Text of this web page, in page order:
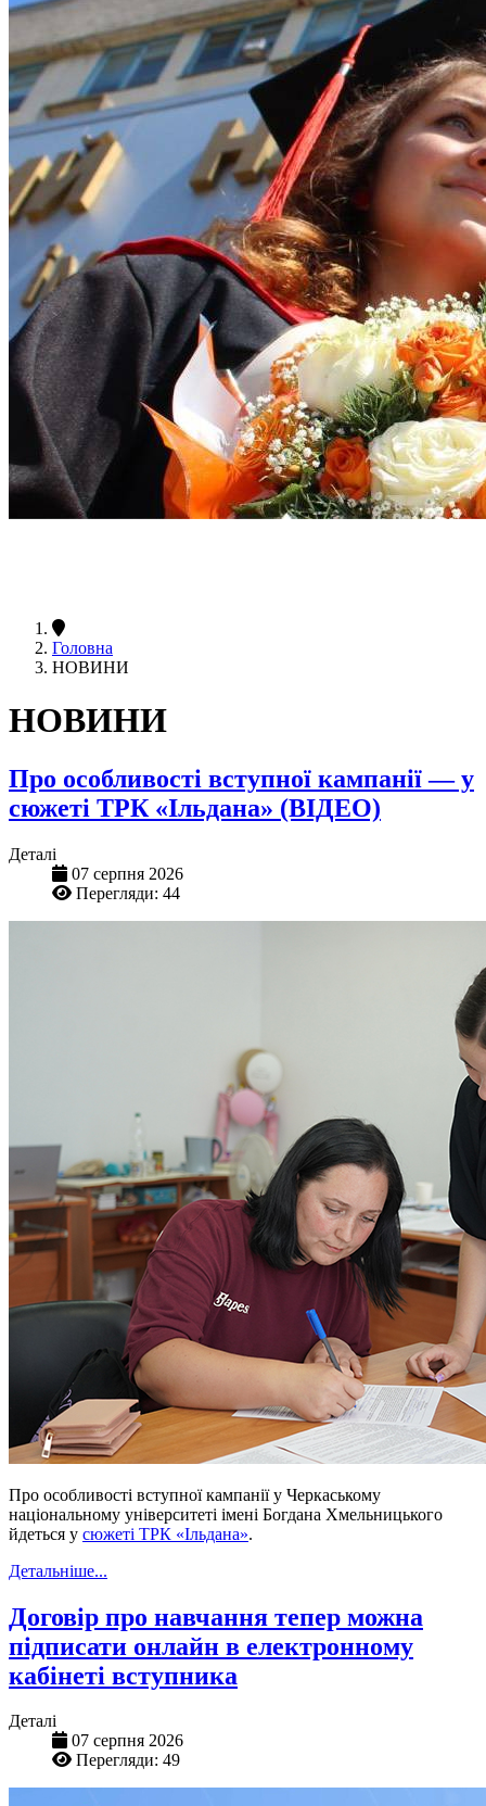
Головна
НОВИНИ
НОВИНИ
Про особливості вступної кампанії — у
сюжеті ТРК «Ільдана» (ВІДЕО)
Деталі
07 серпня 2026
Перегляди: 44
Про особливості вступної кампанії у Черкаському
національному університеті імені Богдана Хмельницького
йдеться у сюжеті ТРК «Ільдана».
Детальніше...
Договір про навчання тепер можна
підписати онлайн в електронному
кабінеті вступника
Деталі
07 серпня 2026
Перегляди: 49